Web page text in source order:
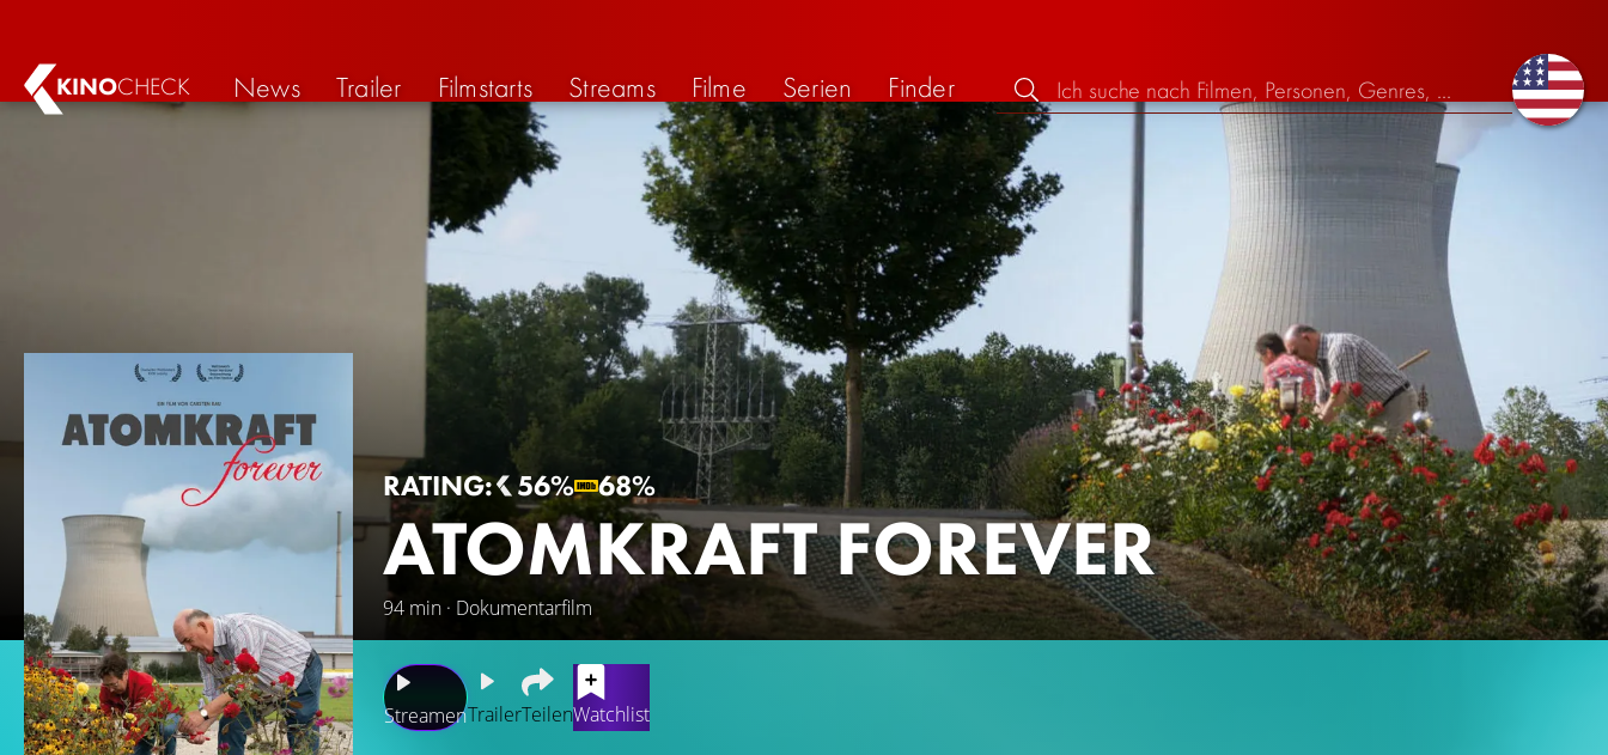
KINOCHECK News Trailer Filmstarts Streams Filme Serien Finder
RATING: 56% 68%
ATOMKRAFT FOREVER
94 min · Dokumentarfilm
StreamenTrailerTeilenWatchlist